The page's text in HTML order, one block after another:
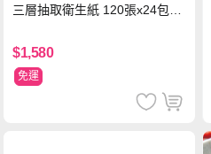
三層抽取衛生紙 120張x24包x3
$1,580
免運